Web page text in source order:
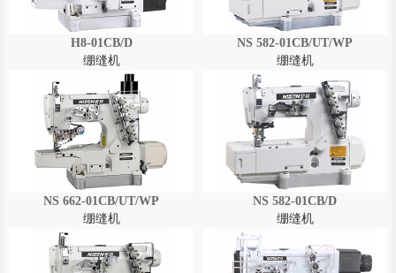
H8-01CB/D
绷缝机
NS 582-01CB/UT/WP
绷缝机
NS 662-01CB/UT/WP
绷缝机
NS 582-01CB/D
绷缝机